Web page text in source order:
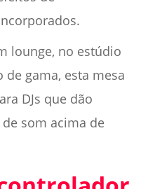
lounge, no estúdio
gama, esta mesa
DJs que dão
som acima de